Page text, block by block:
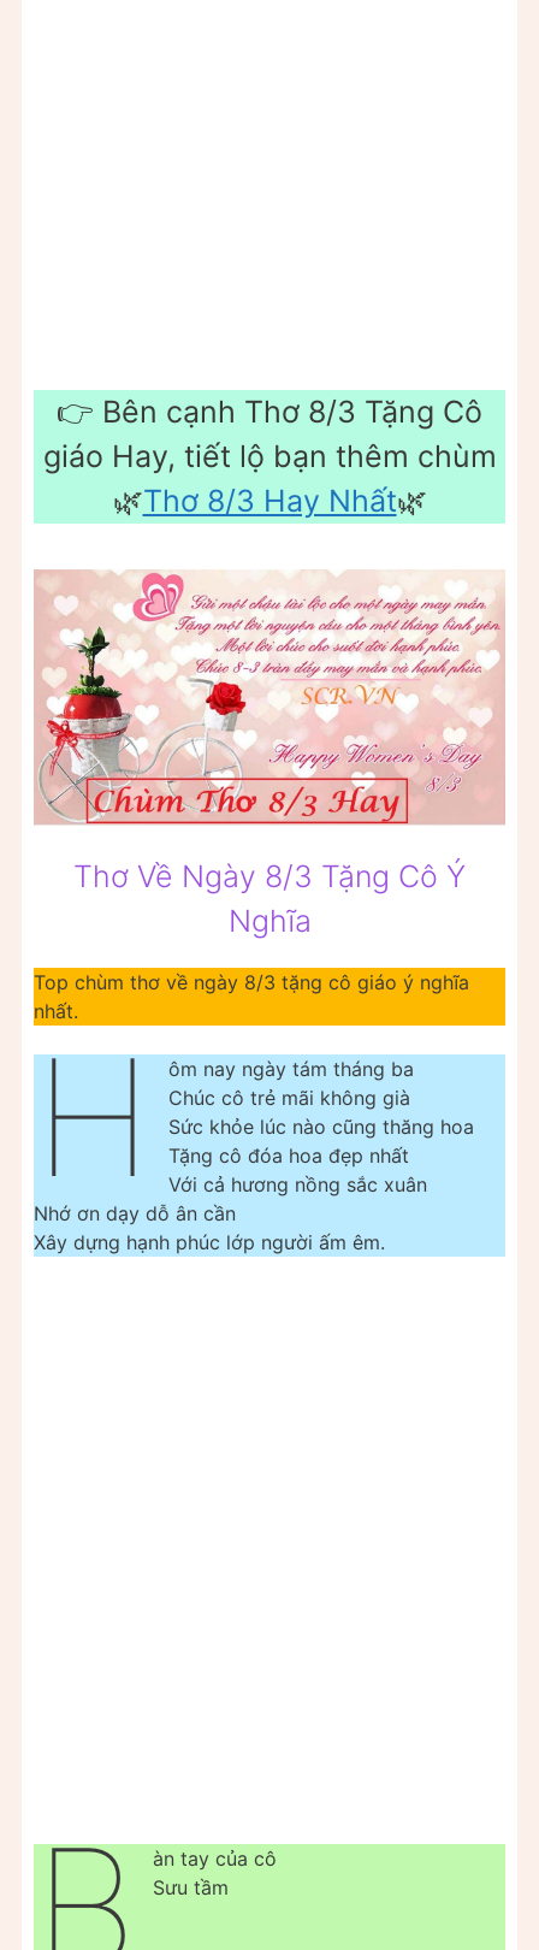
👉 Bên cạnh Thơ 8/3 Tặng Cô
giáo Hay, tiết lộ bạn thêm chùm
🌿Thơ 8/3 Hay Nhất🌿
Thơ Về Ngày 8/3 Tặng Cô Ý
Nghĩa
Top chùm thơ về ngày 8/3 tặng cô giáo ý nghĩa
nhất.
H
ôm nay ngày tám tháng ba
Chúc cô trẻ mãi không già
Sức khỏe lúc nào cũng thăng hoa
Tặng cô đóa hoa đẹp nhất
Với cả hương nồng sắc xuân
Nhớ ơn dạy dỗ ân cần
Xây dựng hạnh phúc lớp người ấm êm.
B
àn tay của cô
Sưu tầm